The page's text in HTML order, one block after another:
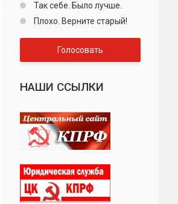
Так себе. Было лучше.
Плохо. Верните старый!
Голосовать
НАШИ ССЫЛКИ